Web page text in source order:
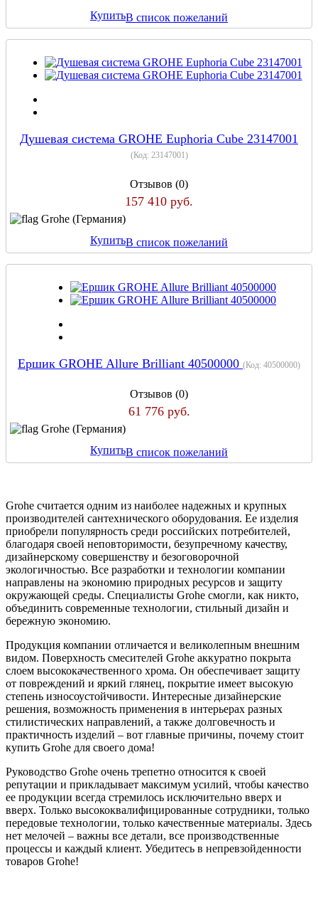
КупитьВ список пожеланий
Душевая система GROHE Euphoria Cube 23147001
(Код: 23147001)
Отзывов (0)
157 410 руб.
Grohe (Германия)
КупитьВ список пожеланий
Ершик GROHE Allure Brilliant 40500000 (Код: 40500000)
Отзывов (0)
61 776 руб.
Grohe (Германия)
КупитьВ список пожеланий
Grohe считается одним из наиболее надежных и крупных
производителей сантехнического оборудования. Ее изделия
приобрели популярность среди российских потребителей,
благодаря своей неповторимости, безупречному качеству,
дизайнерскому совершенству и безоговорочной
экологичностью. Все разработки и технологии компании
направлены на экономию природных ресурсов и защиту
окружающей среды. Специалисты Grohe смогли, как никто,
объединить современные технологии, стильный дизайн и
бережную экономию.
Продукция компании отличается и великолепным внешним
видом. Поверхность смесителей Grohe аккуратно покрыта
слоем высококачественного хрома. Он обеспечивает защиту
от повреждений и яркий глянец, покрытие имеет высокую
степень износоустойчивости. Интересные дизайнерские
решения, возможность применения в интерьерах разных
стилистических направлений, а также долговечность и
практичность изделий – вот главные причины, почему стоит
купить Grohe для своего дома!
Руководство Grohe очень трепетно относится к своей
репутации и прикладывает максимум усилий, чтобы качество
ее продукции всегда стремилось исключительно вверх и
вверх. Только высококвалифицированные сотрудники, только
передовые технологии, только качественные материалы. Здесь
нет мелочей – важны все детали, все производственные
процессы и каждый клиент. Убедитесь в непревзойденности
товаров Grohe!